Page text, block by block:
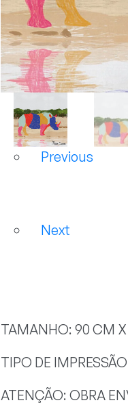
Previous
Next
TAMANHO: 90 CM
TIPO DE
ATENÇÃO: OBRA